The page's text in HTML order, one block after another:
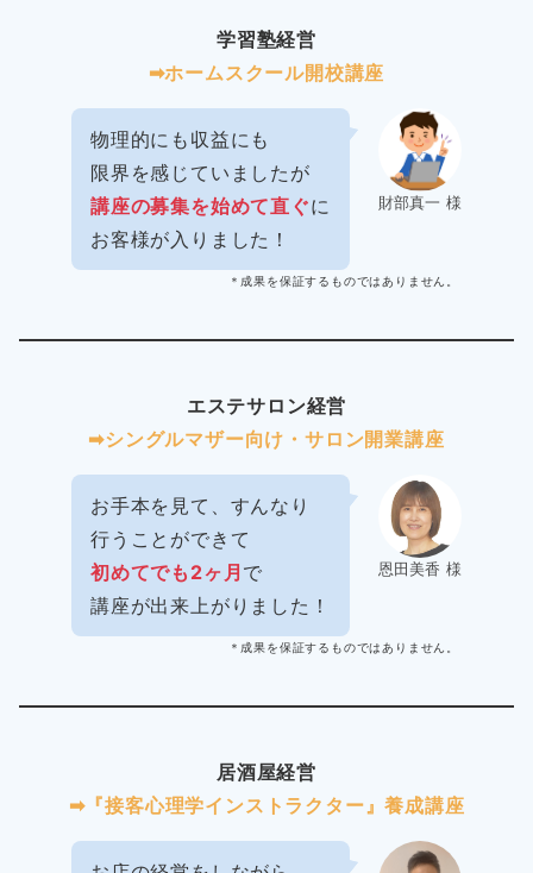
学習塾経営
➡︎ホームスクール開校講座
財部真一 様
物理的にも収益にも
限界を感じていましたが
講座の募集を始めて直ぐに
お客様が入りました！
＊成果を保証するものではありません。
エステサロン経営
➡︎シングルマザー向け・サロン開業講座
恩田美香 様
お手本を見て、すんなり
行うことができて
初めてでも2ヶ月 で
講座が出来上がりました！
＊成果を保証するものではありません。
居酒屋経営
➡︎『接客心理学インストラクター』養成講座